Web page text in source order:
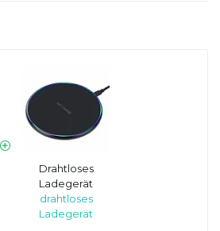
Drahtloses
Ladegerät
drahtloses
Ladegerät